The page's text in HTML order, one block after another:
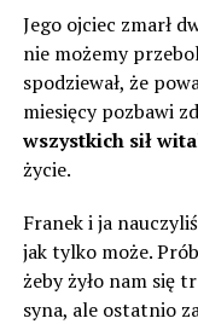
Jego ojciec zmarł
nie możemy
spodziewał, że
miesięcy pozbawi
wszystkich sił
życie.
Franek i ja
jak tylko może.
żeby żyło nam się
syna, ale ostatnio